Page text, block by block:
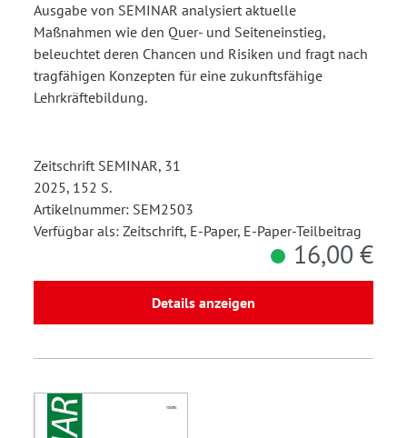
Ausgabe von SEMINAR analysiert aktuelle
Maßnahmen wie den Quer- und Seiteneinstieg,
beleuchtet deren Chancen und Risiken und fragt nach
tragfähigen Konzepten für eine zukunftsfähige
Lehrkräftebildung.
Zeitschrift SEMINAR, 31
2025, 152 S.
Artikelnummer: SEM2503
Verfügbar als: Zeitschrift, E-Paper, E-Paper-Teilbeitrag
16,00 €
Details anzeigen